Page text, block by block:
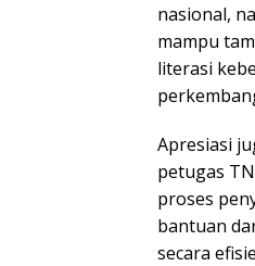
nasional,
mampu
literasi
Apresiasi
petugas
proses
bantuan
secara